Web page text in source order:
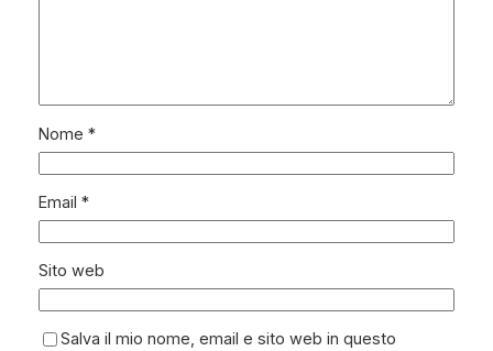
Nome *
Email *
Sito web
Salva il mio nome, email e sito web in questo